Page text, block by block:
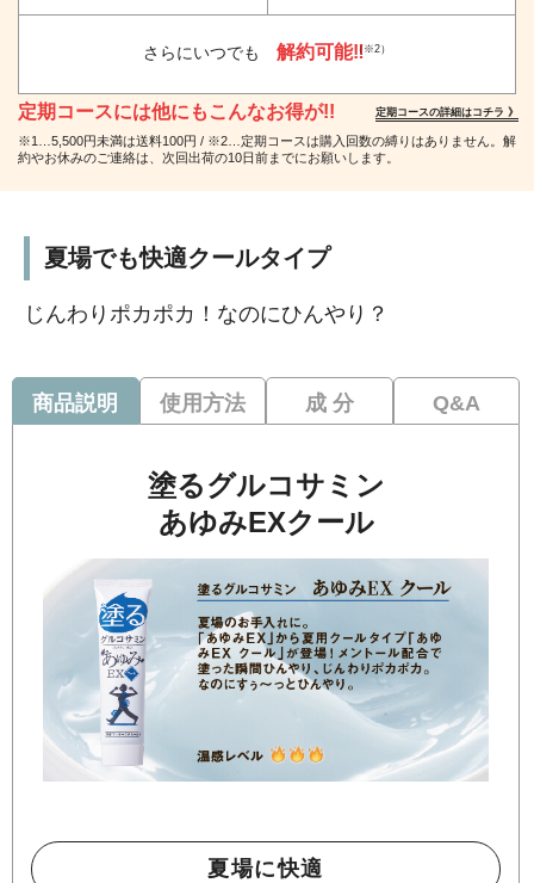
さらにいつでも 解約可能‼（※2）
定期コースには他にもこんなお得が!! 定期コースの詳細はコチラ 》
※1…5,500円未満は送料100円 / ※2…定期コースは購入回数の縛りはありません。解
約やお休みのご連絡は、次回出荷の10日前までにお願いします。
夏場でも快適クールタイプ
じんわりポカポカ！なのにひんやり？
商品説明
塗るグルコサミン
あゆみEXクール
夏場に快適
使用方法 成 分 Q&A